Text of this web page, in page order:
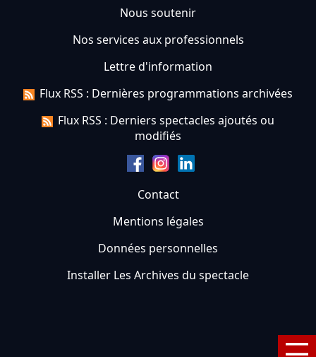
Nous soutenir
Nos services aux professionnels
Lettre d'information
Flux RSS : Dernières programmations archivées
Flux RSS : Derniers spectacles ajoutés ou
modifiés
Contact
Mentions légales
Données personnelles
Installer Les Archives du spectacle